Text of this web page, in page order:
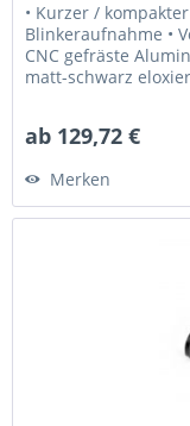
• Kurzer /
Blinkeraufnahme •
CNC gefräste
matt-schwarz
ab 129,72 €
Merken